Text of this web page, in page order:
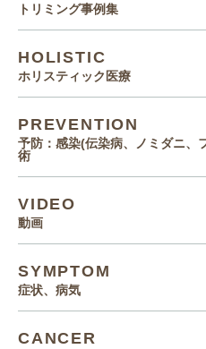
トリミング事例集
HOLISTIC
ホリスティック医療
PREVENTION
予防：感染(伝染病、ノミダニ、
術
VIDEO
動画
SYMPTOM
症状、病気
CANCER